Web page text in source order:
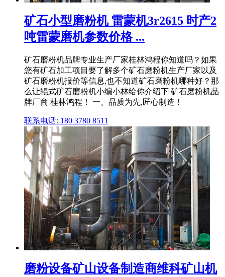
矿石小型磨粉机 雷蒙机3r2615 时产2
吨雷蒙磨机参数价格 ...
矿石磨粉机品牌专业生产厂家桂林鸿程你知道吗？如果
您有矿石加工项目要了解多个矿石磨粉机生产厂家以及
矿石磨粉机报价等信息,也不知道矿石磨粉机哪种好？那
么让辊式矿石磨粉机小编小林给你介绍下 矿石磨粉机品
牌厂商 桂林鸿程！ 一、品质为先,匠心制造！
联系电话: 180 3780 8511
磨粉设备矿山设备制造商维科矿山机